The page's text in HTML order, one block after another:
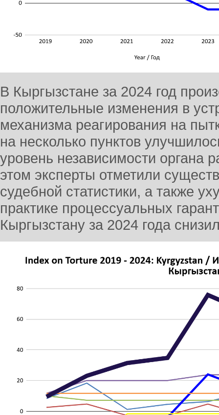
В Кыргызстане за 2024 год
положительные изменения в
механизма реагирования на
на несколько пунктов
уровень независимости органа
этом эксперты отметили
судебной статистики, а также
практике процессуальных
Кыргызстану за 2024 года